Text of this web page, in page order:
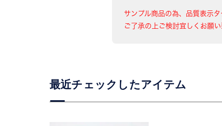
サンプル商品の為、品質表示
ご了承の上ご検討宜しくお願